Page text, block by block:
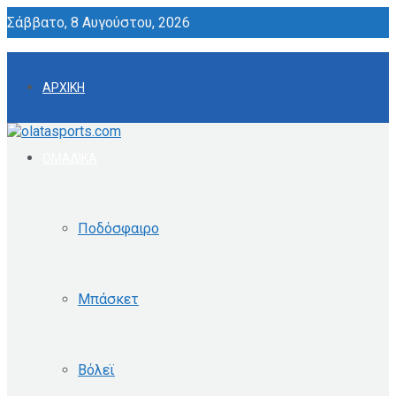
Σάββατο, 8 Αυγούστου, 2026
ΑΡΧΙΚΗ
Ποδόσφαιρο
Μπάσκετ
Βόλεϊ